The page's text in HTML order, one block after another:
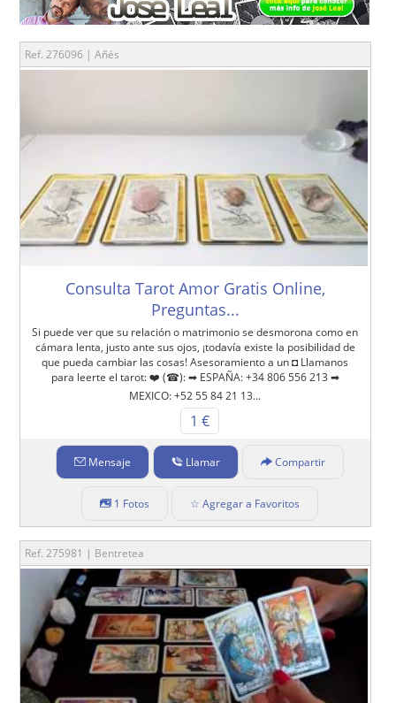
Ref. 276096 | Añés
Consulta Tarot Amor Gratis Online,
Preguntas...
Si puede ver que su relación o matrimonio se desmorona como en
cámara lenta, justo ante sus ojos, ¡todavía existe la posibilidad de
que pueda cambiar las cosas! Asesoramiento a un ◘ Llamanos
para leerte el tarot: ❤️ (☎): ➡ ESPAÑA: +34 806 556 213 ➡
MEXICO: +52 55 84 21 13...
1 €
Mensaje Llamar Compartir
1 Fotos ☆ Agregar a Favoritos
Ref. 275981 | Bentretea